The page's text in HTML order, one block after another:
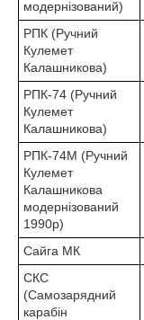
модернізований)
РПК (Ручний
Кулемет
Калашникова)
РПК-74 (Ручний
Кулемет
Калашникова)
РПК-74М (Ручний
Кулемет
Калашникова
модернізований
1990р)
Сайга МК
СКС
(Самозарядний
карабін